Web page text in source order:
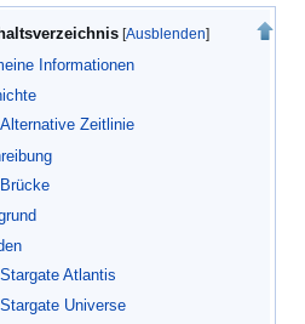
Informationen
Alternative Zeitlinie
Brücke
Stargate Atlantis
Stargate Universe